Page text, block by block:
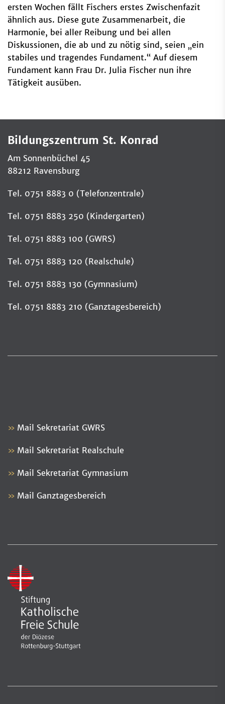
ersten Wochen fällt Fischers erstes Zwischenfazit
ähnlich aus. Diese gute Zusammenarbeit, die
Harmonie, bei aller Reibung und bei allen
Diskussionen, die ab und zu nötig sind, seien „ein
stabiles und tragendes Fundament.“ Auf diesem
Fundament kann Frau Dr. Julia Fischer nun ihre
Tätigkeit ausüben.
Bildungszentrum St. Konrad
Am Sonnenbüchel 45
88212 Ravensburg
Tel. 0751 8883 0 (Telefonzentrale)
Tel. 0751 8883 250 (Kindergarten)
Tel. 0751 8883 100 (GWRS)
Tel. 0751 8883 120 (Realschule)
Tel. 0751 8883 130 (Gymnasium)
Tel. 0751 8883 210 (Ganztagesbereich)
Mail Sekretariat GWRS
Mail Sekretariat Realschule
Mail Sekretariat Gymnasium
Mail Ganztagesbereich